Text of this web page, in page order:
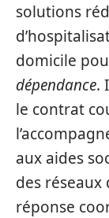
solutions
domicile
dépendance.
le contrat
aux aides
des réseaux
réponse